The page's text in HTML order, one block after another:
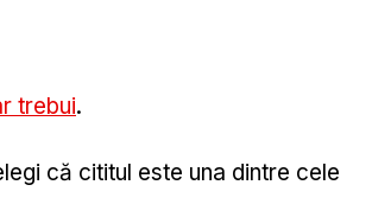
trebui.
că cititul este una dintre cele